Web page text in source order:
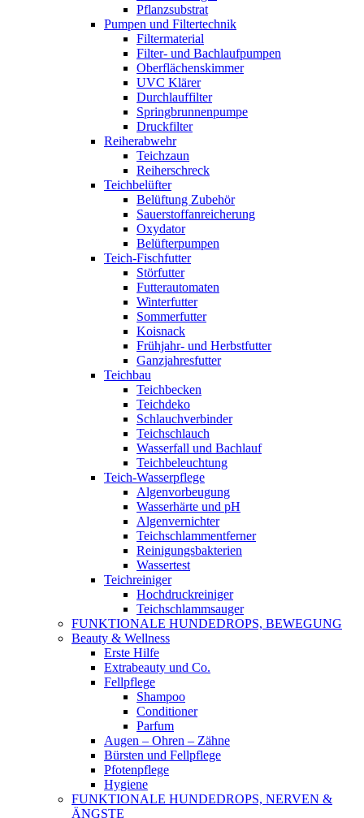
Pflanzsubstrat
Pumpen und Filtertechnik
Filtermaterial
Filter- und Bachlaufpumpen
Oberflächenskimmer
UVC Klärer
Durchlauffilter
Springbrunnenpumpe
Druckfilter
Reiherabwehr
Teichzaun
Reiherschreck
Teichbelüfter
Belüftung Zubehör
Sauerstoffanreicherung
Oxydator
Belüfterpumpen
Teich-Fischfutter
Störfutter
Futterautomaten
Winterfutter
Sommerfutter
Koisnack
Frühjahr- und Herbstfutter
Ganzjahresfutter
Teichbau
Teichbecken
Teichdeko
Schlauchverbinder
Teichschlauch
Wasserfall und Bachlauf
Teichbeleuchtung
Teich-Wasserpflege
Algenvorbeugung
Wasserhärte und pH
Algenvernichter
Teichschlammentferner
Reinigungsbakterien
Wassertest
Teichreiniger
Hochdruckreiniger
Teichschlammsauger
FUNKTIONALE HUNDEDROPS, BEWEGUNG
Beauty & Wellness
Erste Hilfe
Extrabeauty und Co.
Fellpflege
Shampoo
Conditioner
Parfum
Augen – Ohren – Zähne
Bürsten und Fellpflege
Pfotenpflege
Hygiene
FUNKTIONALE HUNDEDROPS, NERVEN &
ÄNGSTE